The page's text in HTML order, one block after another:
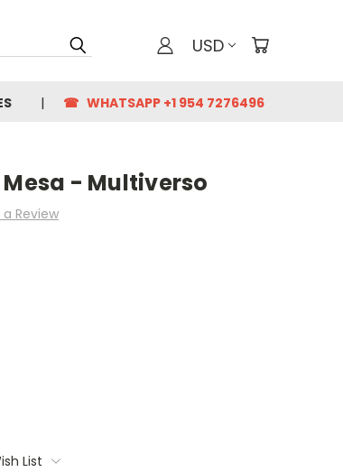
USD
☎ WHATSAPP +1 954 7276496
- Multiverso
Review
List